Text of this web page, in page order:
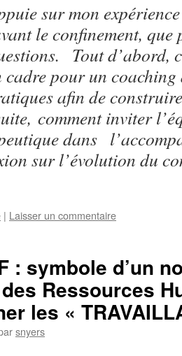
sur mon
le confinement, que
Tout d’abord,
pour un
afin de
comment inviter
dans
sur l’évolution du
| Laisser un commentaire
: symbole d’un
Ressources
les «
snyers